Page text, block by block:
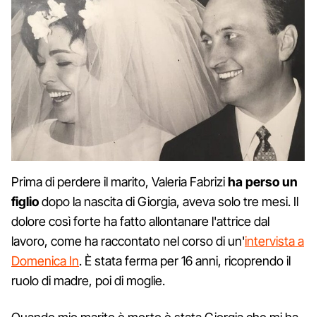
Prima di perdere il marito, Valeria Fabriziha perso un
figliodopo la nascita di Giorgia, aveva solo tre mesi. Il
dolore così forte ha fatto allontanare l'attrice dal
lavoro, come ha raccontato nel corso di un'intervista a
Domenica In. È stata ferma per 16 anni, ricoprendo il
ruolo di madre, poi di moglie.